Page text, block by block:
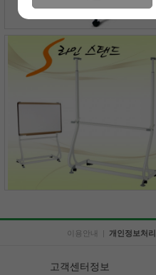
이용안내 | 개인정보처
고객센터정보